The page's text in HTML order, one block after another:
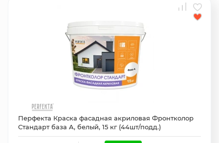
Перфекта Краска фасадная акриловая Фронтколор
Стандарт база A, белый, 15 кг (44шт/подд.)